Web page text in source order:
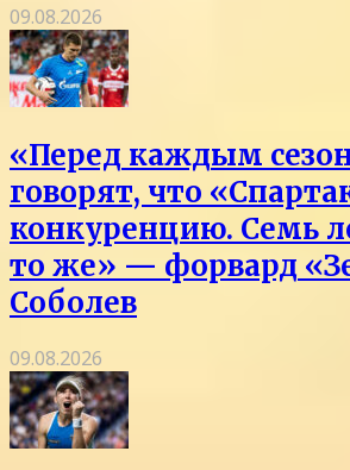
09.08.2026
«Перед каждым
говорят, что
конкуренцию. Семь
то же» — форвард
Соболев
09.08.2026